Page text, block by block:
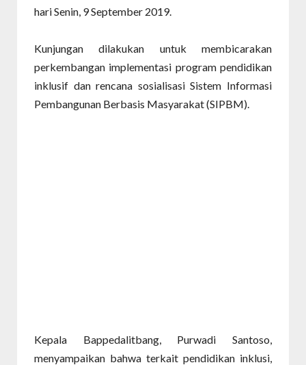
hari Senin, 9 September 2019.
Kunjungan dilakukan untuk membicarakan
perkembangan implementasi program pendidikan
inklusif dan rencana sosialisasi Sistem Informasi
Pembangunan Berbasis Masyarakat (SIPBM).
Kepala Bappedalitbang, Purwadi Santoso,
menyampaikan bahwa terkait pendidikan inklusi,